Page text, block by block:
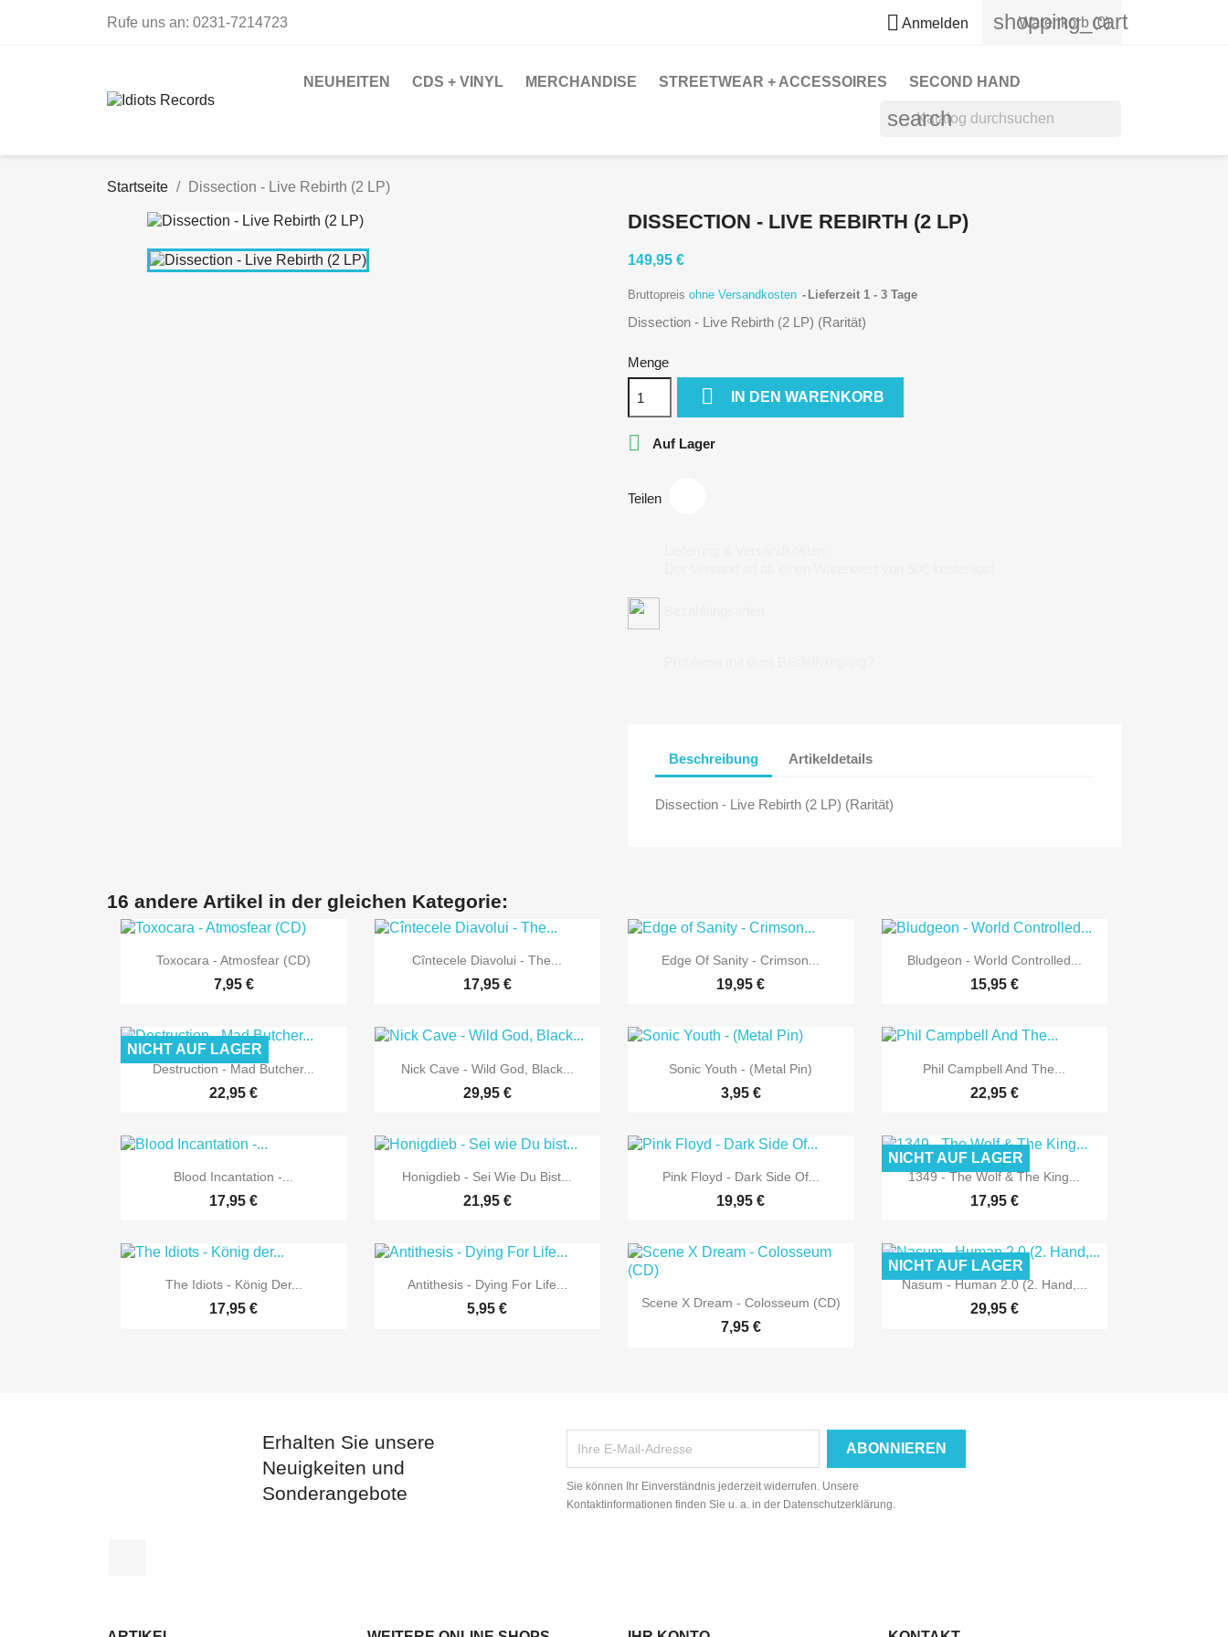
Rufe uns an: 0231-7214723  Anmelden shopping_cart
Warenkorb (0)
NEUHEITEN CDS + VINYL MERCHANDISE STREETWEAR + ACCESSOIRES SECOND HAND
search
Startseite Dissection - Live Rebirth (2 LP)
DISSECTION - LIVE REBIRTH (2 LP)
149,95 €
Bruttopreis ohne Versandkosten Lieferzeit 1 - 3 Tage
Dissection - Live Rebirth (2 LP) (Rarität)
Menge
 IN DEN WARENKORB
 Auf Lager
Teilen
Beschreibung Artikeldetails
Dissection - Live Rebirth (2 LP) (Rarität)
16 andere Artikel in der gleichen Kategorie:
 Vorschau
Toxocara - Atmosfear (CD)
7,95 €
 Vorschau
Cîntecele Diavolui - The...
17,95 €
 Vorschau
Edge Of Sanity - Crimson...
19,95 €
 Vorschau
Bludgeon - World Controlled...
15,95 €
 Vorschau
Destruction - Mad Butcher...
22,95 €
NICHT AUF LAGER
 Vorschau
Nick Cave - Wild God, Black...
29,95 €
 Vorschau
Sonic Youth - (Metal Pin)
3,95 €
 Vorschau
Phil Campbell And The...
22,95 €
 Vorschau
Blood Incantation -...
17,95 €
 Vorschau
Honigdieb - Sei Wie Du Bist...
21,95 €
 Vorschau
Pink Floyd - Dark Side Of...
19,95 €
 Vorschau
1349 - The Wolf & The King...
17,95 €
NICHT AUF LAGER
 Vorschau
The Idiots - König Der...
17,95 €
 Vorschau
Antithesis - Dying For Life...
5,95 €  Vorschau
Scene X Dream - Colosseum (CD)
7,95 €
 Vorschau
Nasum - Human 2.0 (2. Hand,...
29,95 €
NICHT AUF LAGER
Erhalten Sie unsere
Neuigkeiten und
Sonderangebote
Sie können Ihr Einverständnis jederzeit widerrufen. Unsere
Kontaktinformationen finden Sie u. a. in der Datenschutzerklärung.